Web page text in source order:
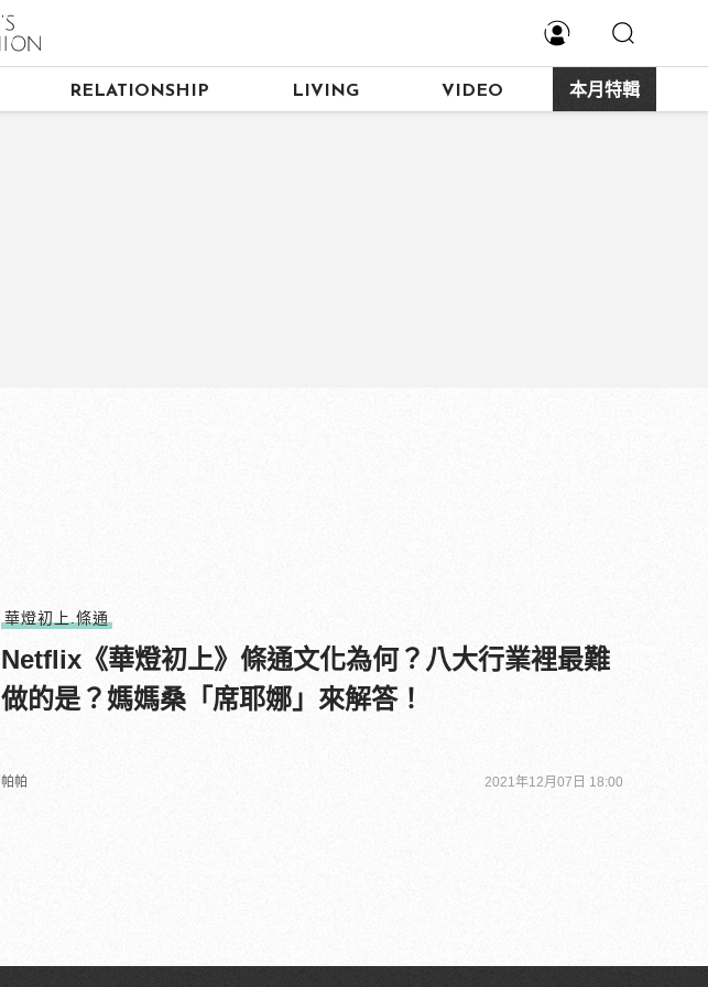
RELATIONSHIP LIVING VIDEO 本月特輯
華燈初上.條通
Netflix《華燈初上》條通文化為何？八大行業裡最難
做的是？媽媽桑「席耶娜」來解答！
帕帕 2021年12月07日 18:00